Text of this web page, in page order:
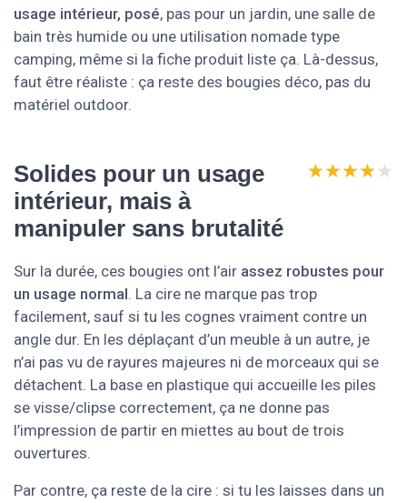
usage intérieur, posé, pas pour un jardin, une salle de
bain très humide ou une utilisation nomade type
camping, même si la fiche produit liste ça. Là-dessus,
faut être réaliste : ça reste des bougies déco, pas du
matériel outdoor.
Solides pour un usage
intérieur, mais à
manipuler sans brutalité
★★★★★
★★★★★
Sur la durée, ces bougies ont l’air assez robustes pour
un usage normal. La cire ne marque pas trop
facilement, sauf si tu les cognes vraiment contre un
angle dur. En les déplaçant d’un meuble à un autre, je
n’ai pas vu de rayures majeures ni de morceaux qui se
détachent. La base en plastique qui accueille les piles
se visse/clipse correctement, ça ne donne pas
l’impression de partir en miettes au bout de trois
ouvertures.
Par contre, ça reste de la cire : si tu les laisses dans un